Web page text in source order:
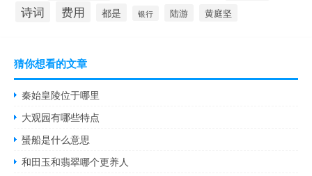
诗词 费用 都是 银行 陆游 黄庭坚
猜你想看的文章
秦始皇陵位于哪里
大观园有哪些特点
蜑船是什么意思
和田玉和翡翠哪个更养人